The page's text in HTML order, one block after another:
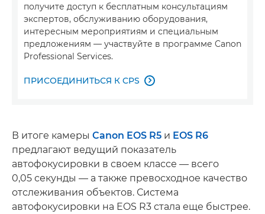
получите доступ к бесплатным консультациям
экспертов, обслуживанию оборудования,
интересным мероприятиям и специальным
предложениям — участвуйте в программе Canon
Professional Services.
ПРИСОЕДИНИТЬСЯ К CPS 
В итоге камеры Canon EOS R5 и EOS R6
предлагают ведущий показатель
автофокусировки в своем классе — всего
0,05 секунды — а также превосходное качество
отслеживания объектов. Система
автофокусировки на EOS R3 стала еще быстрее.